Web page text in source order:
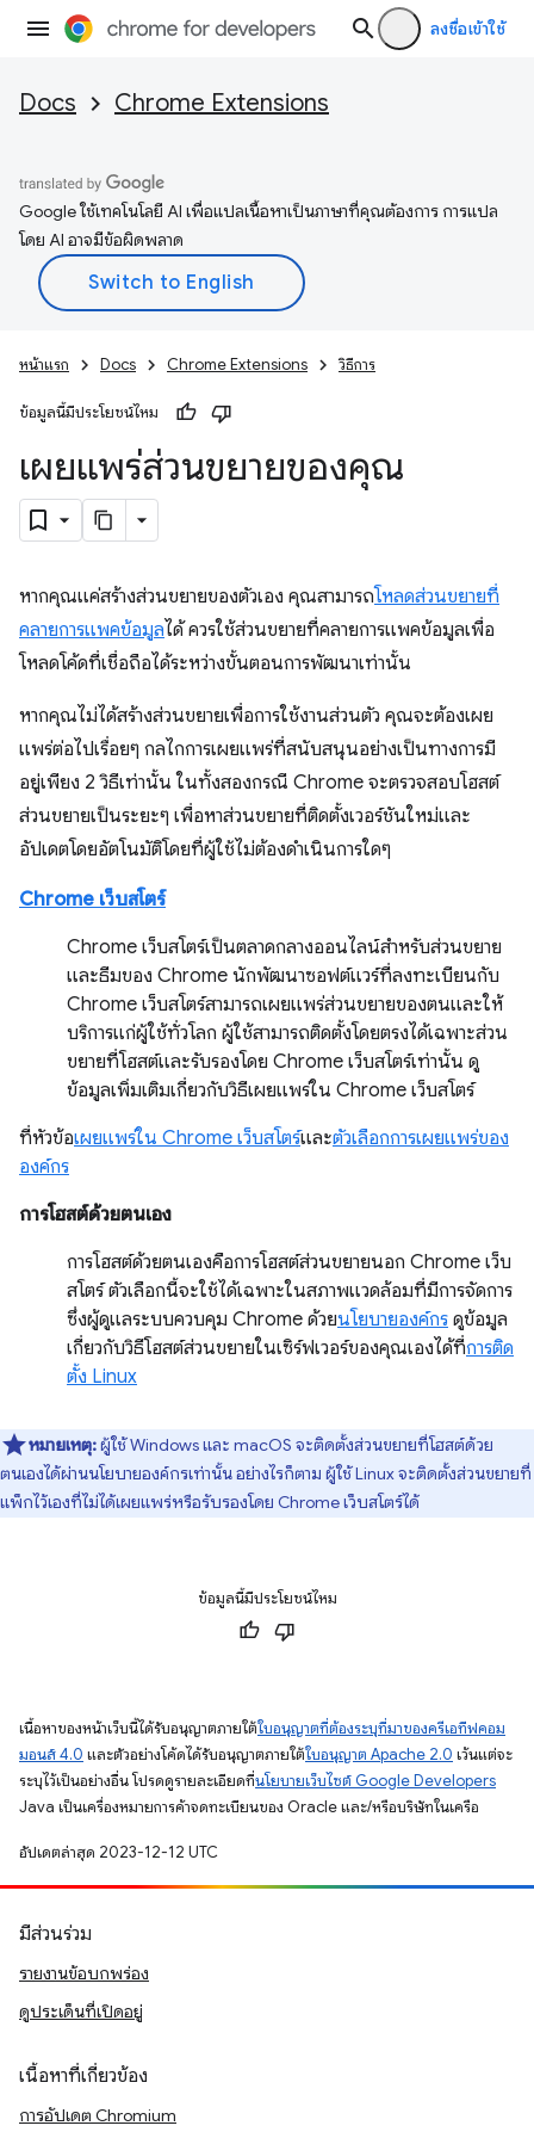
ลงชื่อเข้าใช้
Docs Chrome Extensions
Google ใช้เทคโนโลยี AI เพื่อแปลเนื้อหาเป็นภาษาที่คุณต้องการ การแปล
โดย AI อาจมีข้อผิดพลาด
หน้าแรก Docs Chrome Extensions วิธีการ
ข้อมูลนี้มีประโยชน์ไหม
เผยแพร่ส่วนขยายของคุณ
หากคุณแค่สร้างส่วนขยายของตัวเอง คุณสามารถโหลดส่วนขยายที่
คลายการแพคข้อมูลได้ ควรใช้ส่วนขยายที่คลายการแพคข้อมูลเพื่อ
โหลดโค้ดที่เชื่อถือได้ระหว่างขั้นตอนการพัฒนาเท่านั้น
หากคุณไม่ได้สร้างส่วนขยายเพื่อการใช้งานส่วนตัว คุณจะต้องเผย
แพร่ต่อไปเรื่อยๆ กลไกการเผยแพร่ที่สนับสนุนอย่างเป็นทางการมี
อยู่เพียง 2 วิธีเท่านั้น ในทั้งสองกรณี Chrome จะตรวจสอบโฮสต์
ส่วนขยายเป็นระยะๆ เพื่อหาส่วนขยายที่ติดตั้งเวอร์ชันใหม่และ
อัปเดตโดยอัตโนมัติโดยที่ผู้ใช้ไม่ต้องดำเนินการใดๆ
Chrome เว็บสโตร์
Chrome เว็บสโตร์เป็นตลาดกลางออนไลน์สำหรับส่วนขยาย
และธีมของ Chrome นักพัฒนาซอฟต์แวร์ที่ลงทะเบียนกับ
Chrome เว็บสโตร์สามารถเผยแพร่ส่วนขยายของตนและให้
บริการแก่ผู้ใช้ทั่วโลก ผู้ใช้สามารถติดตั้งโดยตรงได้เฉพาะส่วน
ขยายที่โฮสต์และรับรองโดย Chrome เว็บสโตร์เท่านั้น ดู
ข้อมูลเพิ่มเติมเกี่ยวกับวิธีเผยแพร่ใน Chrome เว็บสโตร์
ที่หัวข้อเผยแพร่ใน Chrome เว็บสโตร์และตัวเลือกการเผยแพร่ของ
องค์กร
การโฮสต์ด้วยตนเอง
การโฮสต์ด้วยตนเองคือการโฮสต์ส่วนขยายนอก Chrome เว็บ
สโตร์ ตัวเลือกนี้จะใช้ได้เฉพาะในสภาพแวดล้อมที่มีการจัดการ
ซึ่งผู้ดูแลระบบควบคุม Chrome ด้วยนโยบายองค์กร ดูข้อมูล
เกี่ยวกับวิธีโฮสต์ส่วนขยายในเซิร์ฟเวอร์ของคุณเองได้ที่การติด
ตั้ง Linux
หมายเหตุ:ผู้ใช้ Windows และ macOS จะติดตั้งส่วนขยายที่โฮสต์ด้วย
ตนเองได้ผ่านนโยบายองค์กรเท่านั้น อย่างไรก็ตาม ผู้ใช้ Linux จะติดตั้งส่วนขยายที่
แพ็กไว้เองที่ไม่ได้เผยแพร่หรือรับรองโดย Chrome เว็บสโตร์ได้
ข้อมูลนี้มีประโยชน์ไหม
เนื้อหาของหน้าเว็บนี้ได้รับอนุญาตภายใต้ใบอนุญาตที่ต้องระบุที่มาของครีเอทีฟคอม
มอนส์ 4.0 และตัวอย่างโค้ดได้รับอนุญาตภายใต้ใบอนุญาต Apache 2.0 เว้นแต่จะ
ระบุไว้เป็นอย่างอื่น โปรดดูรายละเอียดที่นโยบายเว็บไซต์ Google Developers
Java เป็นเครื่องหมายการค้าจดทะเบียนของ Oracle และ/หรือบริษัทในเครือ
อัปเดตล่าสุด 2023-12-12 UTC
มีส่วนร่วม
รายงานข้อบกพร่อง
ดูประเด็นที่เปิดอยู่
เนื้อหาที่เกี่ยวข้อง
การอัปเดต Chromium